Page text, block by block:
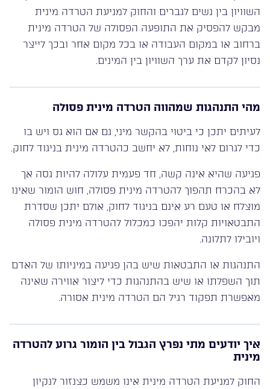
השוויון בין נשים לגברים והחוק למניעת הטרדה מינית
מבקש להפסיק את התופעה הפסולה של הטרדה מינית
ברחוב או במקום העבודה או בכל מקום אחר ובכך לייצר
נסיון לקדם את ערך השוויון בין המינים.
מהי התנהגות שמהווה הטרדה מינית פסולה
לעיתים יתכן כי ביטוי בהקשר מיני, גם אם הוא גס ויש בו
כדי לגרום לאי נוחות, לא יחשב כהטרדה מינית בניגוד לחוק.
פגיעה שהיא אינה קשה, חד פעמית עלולה להיות גסה אך
לא בהכרח תהפוך להטרדה מינית פסולה, חוש הומור שאינו
מוצלח או טעם רע אינם בניגוד לחוק, אולם יתכן שסדרת
התבטאויות קלות יהפכו כמכלול להטרדה מינית פסולה
ויובילו לתלונה.
התנהגות או התבטאות שיש בהן פגיעה במיניותו של האדם
תוך השפלתו או שיש בהתנהגות כדי ליצור אווירה שאינה
מאפשרת תפקוד רגיל הם הטרדה מינית אסורה.
איך יודעים מתי נפרץ הגבול בין הומור גרוע להטרדה
מינית
החוק למניעת הטרדה מינית אינו משמש כצנזור לנקיון